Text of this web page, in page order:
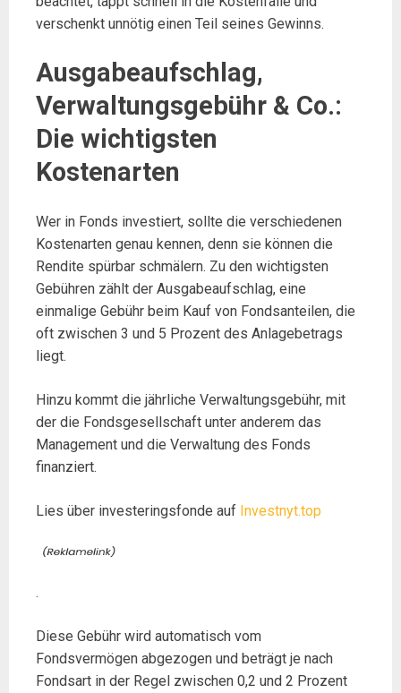
verschenkt unnötig einen Teil seines Gewinns.
Ausgabeaufschlag,
Verwaltungsgebühr & Co.:
Die wichtigsten
Kostenarten
Wer in Fonds investiert, sollte die verschiedenen
Kostenarten genau kennen, denn sie können die
Rendite spürbar schmälern. Zu den wichtigsten
Gebühren zählt der Ausgabeaufschlag, eine
einmalige Gebühr beim Kauf von Fondsanteilen, die
oft zwischen 3 und 5 Prozent des Anlagebetrags
liegt.
Hinzu kommt die jährliche Verwaltungsgebühr, mit
der die Fondsgesellschaft unter anderem das
Management und die Verwaltung des Fonds
finanziert.
Lies über investeringsfonde auf Investnyt.top
.
Diese Gebühr wird automatisch vom
Fondsvermögen abgezogen und beträgt je nach
Fondsart in der Regel zwischen 0,2 und 2 Prozent